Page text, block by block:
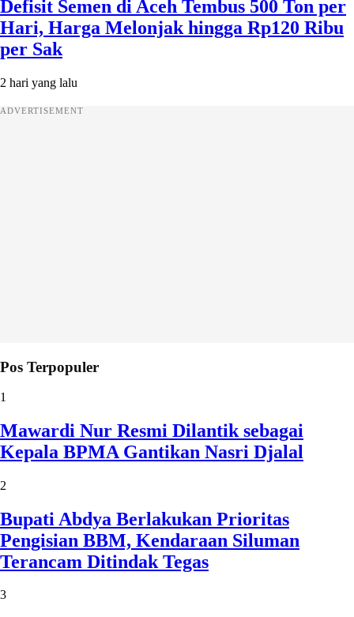
Defisit Semen di Aceh Tembus 500 Ton per
Hari, Harga Melonjak hingga Rp120 Ribu
per Sak
2 hari yang lalu
ADVERTISEMENT
Pos Terpopuler
1
Mawardi Nur Resmi Dilantik sebagai
Kepala BPMA Gantikan Nasri Djalal
2
Bupati Abdya Berlakukan Prioritas
Pengisian BBM, Kendaraan Siluman
Terancam Ditindak Tegas
3